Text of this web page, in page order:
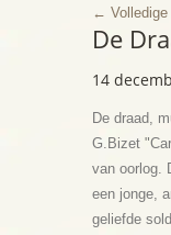
← Volledige
De
14
De draad,
G.Bizet
van oorlog.
een jonge,
geliefde